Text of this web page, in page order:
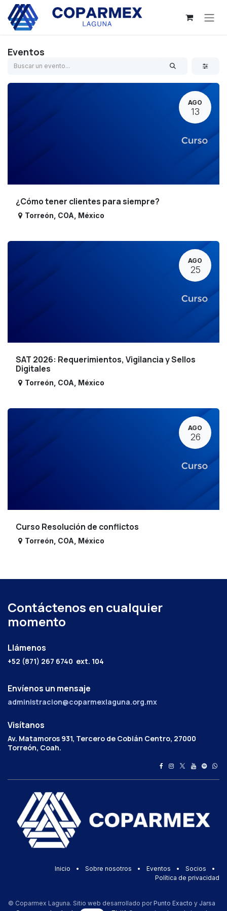
Ir al contenido
Eventos
AGO
13
¿Cómo tener clientes para siempre?
Torreón COA México
AGO
25
SAT 2026: Requerimientos, Vigilancia y Sellos
Digitales
Torreón COA México
AGO
26
Curso Resolución de conflictos
Torreón COA México
Contáctenos en cualquier
momento
Llámenos
+52 (871) 267 6740 ext. 104
Envíenos un mensaje
administracion@coparmexlaguna.org.mx
Visítanos
Av. Matamoros 931, Tercero de Cobián Centro, 27000
Torreón, Coah.
Inicio • Sobre nosotros • Eventos • Socios
•
Política de privacidad
© Coparmex Laguna. Sitio web desarrollado por Punto Exacto y Jarsa